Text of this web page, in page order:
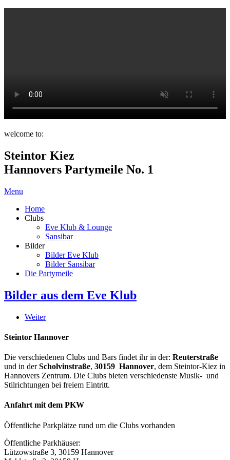
welcome to:
Steintor Kiez
Hannovers Partymeile No. 1
Menu
Home
Clubs
Eve Klub & Lounge
Sansibar
Bilder
Bilder Eve Klub
Bilder Sansibar
Die Partymeile
Bilder aus dem Eve Klub
Weiter
Steintor Hannover
Die verschiedenen Clubs und Bars findet ihr in der: Reuterstraße
und in derScholvinstraße, 30159 Hannover, dem Steintor-Kiez in
Hannovers Zentrum. Die Clubs bieten verschiedenste Musik- und
Stilrichtungen bei freiem Eintritt.
Anfahrt mit dem PKW
Öffentliche Parkplätze rund um die Clubs vorhanden
Öffentliche Parkhäuser:
Lützowstraße 3, 30159 Hannover